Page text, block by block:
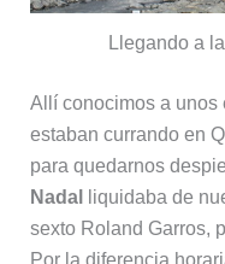
Llegando a
Allí conocimos a unos
estaban currando en
para quedarnos
Nadal
liquidaba de
sexto Roland Garros,